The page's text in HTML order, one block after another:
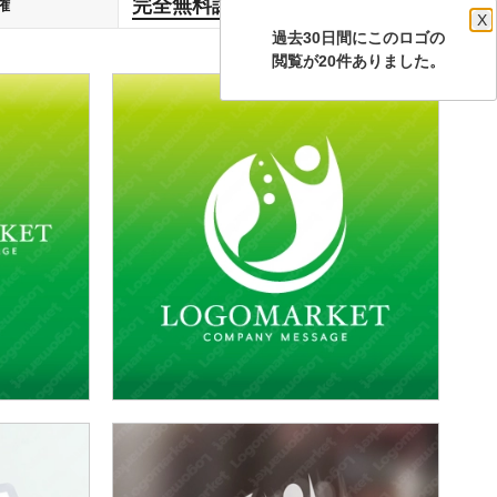
過去30日間にこのロゴの
X
閲覧が20件ありました。